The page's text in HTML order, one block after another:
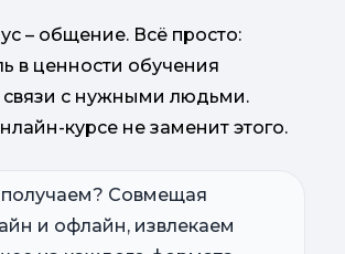
– общение. Всё просто:
в ценности обучения
связи с нужными людьми.
курсе не заменит этого.
Совмещая
и офлайн, извлекаем